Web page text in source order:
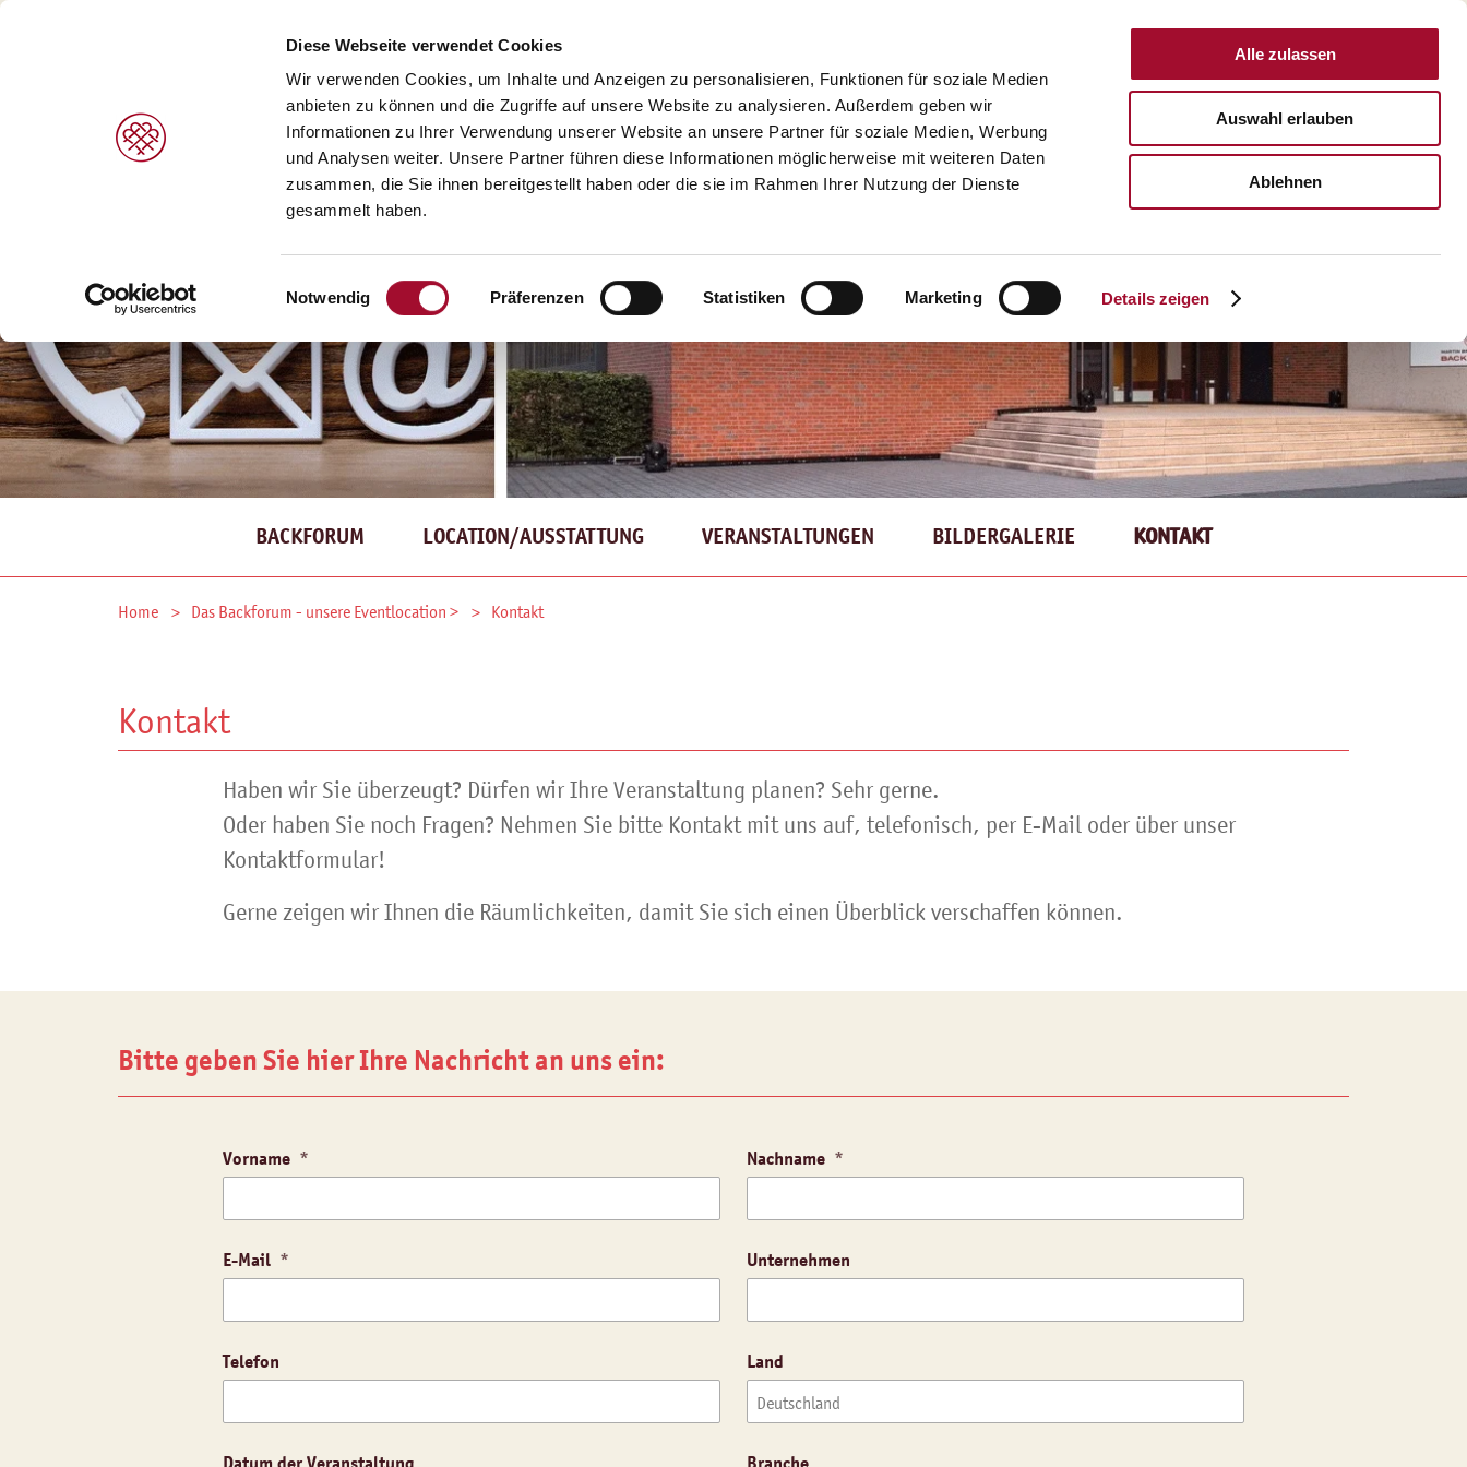
Diese Webseite verwendet Cookies
Wir verwenden Cookies, um Inhalte und Anzeigen zu personalisieren, Funktionen für soziale Medien
anbieten zu können und die Zugriffe auf unsere Website zu analysieren. Außerdem geben wir
Informationen zu Ihrer Verwendung unserer Website an unsere Partner für soziale Medien, Werbung
und Analysen weiter. Unsere Partner führen diese Informationen möglicherweise mit weiteren Daten
zusammen, die Sie ihnen bereitgestellt haben oder die sie im Rahmen Ihrer Nutzung der Dienste
gesammelt haben.
Einwilligungsauswahl
Notwendig Präferenzen Statistiken Marketing Details zeigen
Alle zulassen
Auswahl erlauben
Ablehnen
DEUTSCHLAND
Home Das Backforum - unsere Eventlocation > Kontakt
BACKFORUM LOCATION/AUSSTATTUNG VERANSTALTUNGEN BILDERGALERIE KONTAKT
Kontakt
Haben wir Sie überzeugt? Dürfen wir Ihre Veranstaltung planen? Sehr gerne.
Oder haben Sie noch Fragen? Nehmen Sie bitte Kontakt mit uns auf, telefonisch, per E-Mail oder über unser
Kontaktformular!
Gerne zeigen wir Ihnen die Räumlichkeiten, damit Sie sich einen Überblick verschaffen können.
Bitte geben Sie hier Ihre Nachricht an uns ein:
Vorname Nachname
E-Mail Unternehmen
Telefon Land